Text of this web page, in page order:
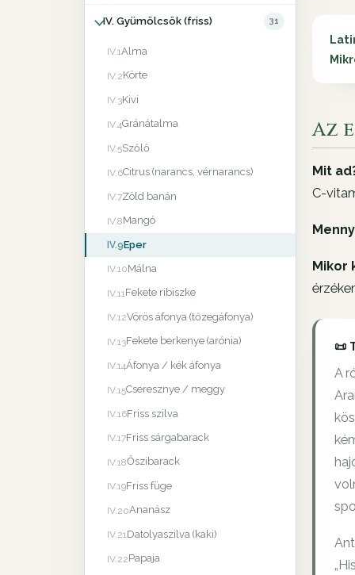
IV. Gyümölcsök (friss) 31
IV.1Alma
IV.2Körte
IV.3Kivi
IV.4Gránátalma
IV.5Szőlő
IV.6Citrus (narancs, vérnarancs)
IV.7Zöld banán
IV.8Mangó
IV.9Eper
IV.10Málna
IV.11Fekete ribiszke
IV.12Vörös áfonya (tőzegáfonya)
IV.13Fekete berkenye (arónia)
IV.14Áfonya / kék áfonya
IV.15Cseresznye / meggy
IV.16Friss szilva
IV.17Friss sárgabarack
IV.18Őszibarack
IV.19Friss füge
IV.20Ananász
IV.21Datolyaszilva (kaki)
IV.22Papaja
Az
Mit
C-
Mikor
📜
A